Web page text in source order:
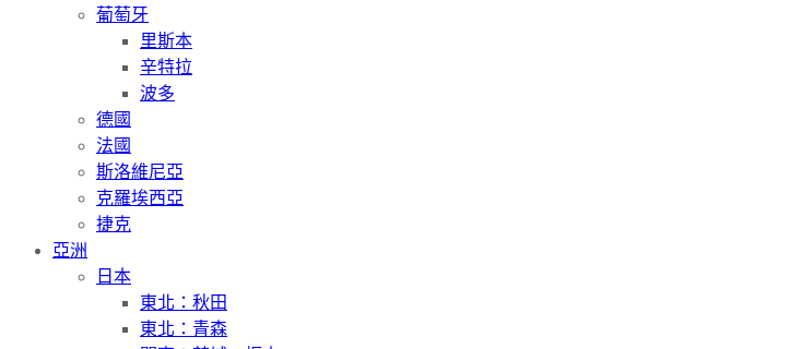
葡萄牙
里斯本
辛特拉
波多
德國
法國
斯洛維尼亞
克羅埃西亞
捷克
亞洲
日本
東北：秋田
東北：青森